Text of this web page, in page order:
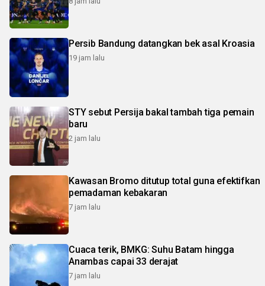
Persib Bandung datangkan bek asal Kroasia
19 jam lalu
STY sebut Persija bakal tambah tiga pemain
baru
2 jam lalu
Kawasan Bromo ditutup total guna efektifkan
pemadaman kebakaran
7 jam lalu
Cuaca terik, BMKG: Suhu Batam hingga
Anambas capai 33 derajat
7 jam lalu